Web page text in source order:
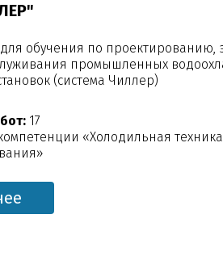
обучения по проектированию,
промышленных
(система Чиллер)
17
«Холодильная